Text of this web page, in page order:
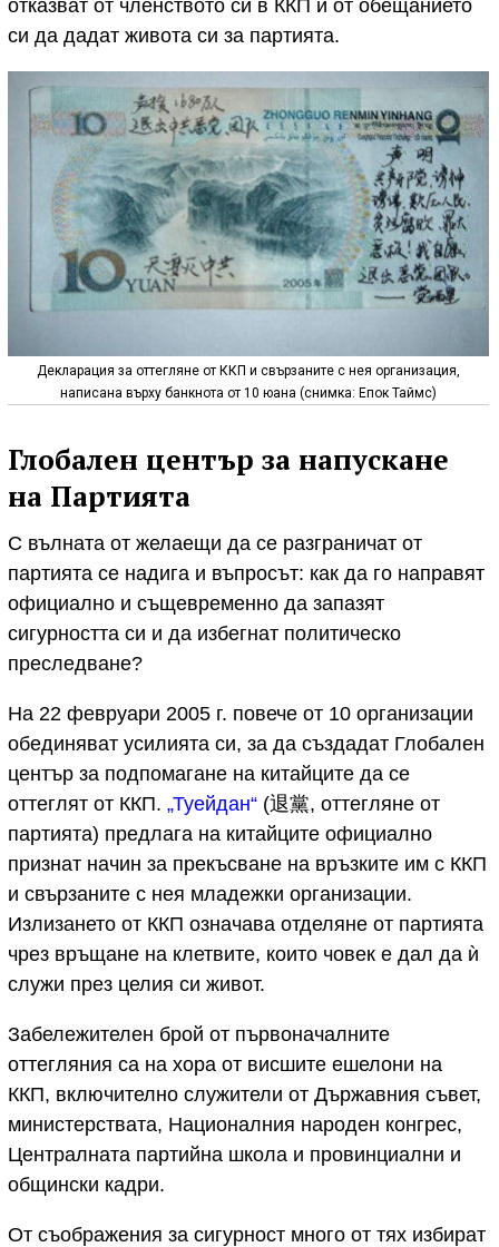
отказват от членството си в ККП и от обещанието
си да дадат живота си за партията.
Декларация за оттегляне от ККП и свързаните с нея организация,
написана върху банкнота от 10 юана (снимка: Епок Таймс)
Глобален център за напускане
на Партията
С вълната от желаещи да се разграничат от
партията се надига и въпросът: как да го направят
официално и същевременно да запазят
сигурността си и да избегнат политическо
преследване?
На 22 февруари 2005 г. повече от 10 организации
обединяват усилията си, за да създадат Глобален
център за подпомагане на китайците да се
оттеглят от ККП. „Туейдан“ (退黨, оттегляне от
партията) предлага на китайците официално
признат начин за прекъсване на връзките им с ККП
и свързаните с нея младежки организации.
Излизането от ККП означава отделяне от партията
чрез връщане на клетвите, които човек е дал да ѝ
служи през целия си живот.
Забележителен брой от първоначалните
оттегляния са на хора от висшите ешелони на
ККП, включително служители от Държавния съвет,
министерствата, Националния народен конгрес,
Централната партийна школа и провинциални и
общински кадри.
От съображения за сигурност много от тях избират